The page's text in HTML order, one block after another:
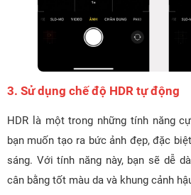
3. Sử dụng chế độ HDR tự động
HDR là một trong những tính năng
bạn muốn tạo ra bức ảnh đẹp, đặc
sáng. Với tính năng này, bạn sẽ dễ
cân bằng tốt màu da và khung cảnh